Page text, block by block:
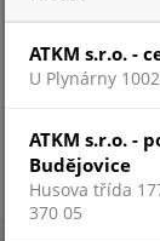
ATKM s.r.o. -
U Plynárny
ATKM s.r.o. -
Budějovice
Husova třída
370 05